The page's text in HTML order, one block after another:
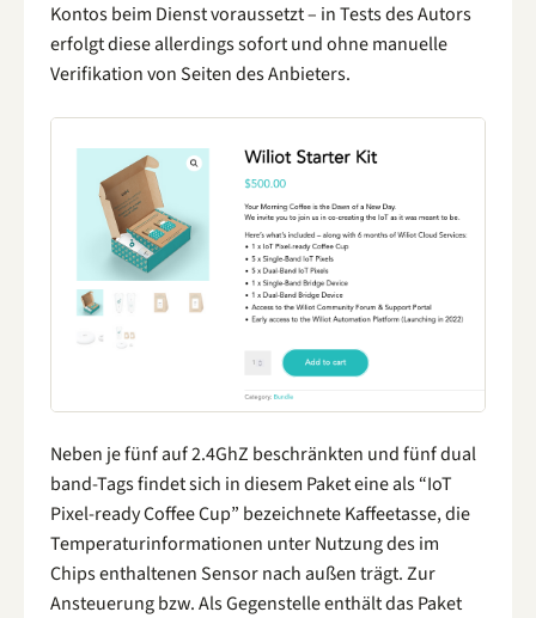
Kontos beim Dienst voraussetzt – in Tests des Autors
erfolgt diese allerdings sofort und ohne manuelle
Verifikation von Seiten des Anbieters.
Neben je fünf auf 2.4GhZ beschränkten und fünf dual
band-Tags findet sich in diesem Paket eine als “IoT
Pixel-ready Coffee Cup” bezeichnete Kaffeetasse, die
Temperaturinformationen unter Nutzung des im
Chips enthaltenen Sensor nach außen trägt. Zur
Ansteuerung bzw. Als Gegenstelle enthält das Paket